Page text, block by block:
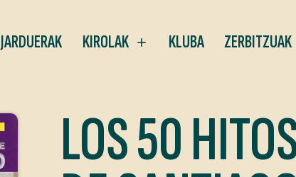
JARDUERAK KIROLAK KLUBA ZERBITZUAK
LOS 50